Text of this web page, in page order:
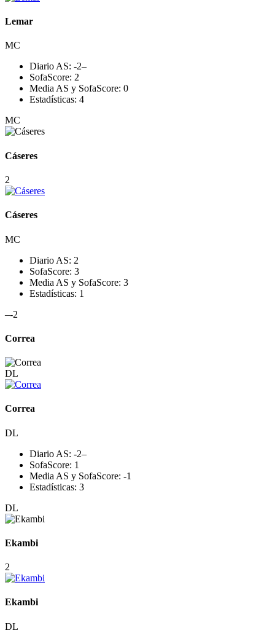
Lemar
MC
Diario AS: -2–
SofaScore: 2
Media AS y SofaScore: 0
Estadísticas: 4
MC
Cáseres
2
Cáseres
MC
Diario AS: 2
SofaScore: 3
Media AS y SofaScore: 3
Estadísticas: 1
–-2
Correa
DL
Correa
DL
Diario AS: -2–
SofaScore: 1
Media AS y SofaScore: -1
Estadísticas: 3
DL
Ekambi
2
Ekambi
DL